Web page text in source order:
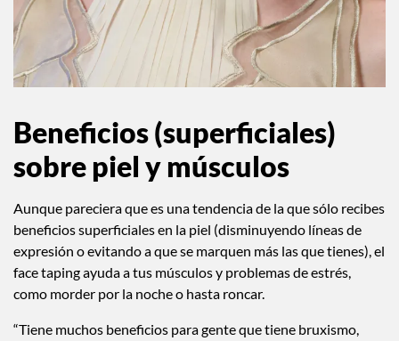
Beneficios (superficiales)
sobre piel y músculos
Aunque pareciera que es una tendencia de la que sólo recibes
beneficios superficiales en la piel (disminuyendo líneas de
expresión o evitando a que se marquen más las que tienes), el
face taping ayuda a tus músculos y problemas de estrés,
como morder por la noche o hasta roncar.
“Tiene muchos beneficios para gente que tiene bruxismo,